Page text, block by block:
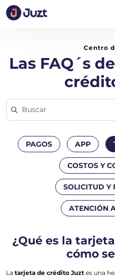
Inicio Tarjeta de Crédito
Centro
Las FAQ´s
PAGOS APP
COSTOS Y
SOLICITUD Y
ATENCIÓN
¿Qué es la
cómo
La tarjeta de crédito Juzt es una